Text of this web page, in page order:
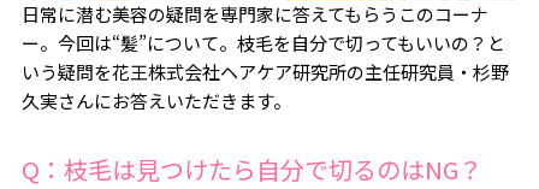
日常に潜む美容の疑問を専門家に答えてもらうこのコーナ
ー。今回は“髪”について。枝毛を自分で切ってもいいの？と
いう疑問を花王株式会社ヘアケア研究所の主任研究員・杉野
久実さんにお答えいただきます。
Q：枝毛は見つけたら自分で切るのはNG？